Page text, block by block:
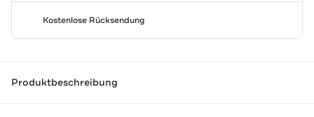
Kostenlose Rücksendung
Produktbeschreibung